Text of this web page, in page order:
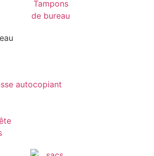
autocopiant